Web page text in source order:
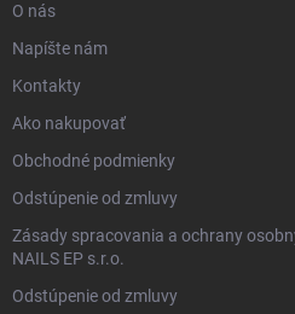
O nás
Napíšte nám
Kontakty
Ako nakupovať
Obchodné podmienky
Odstúpenie od zmluvy
Zásady spracovania a ochrany
NAILS EP s.r.o.
Odstúpenie od zmluvy